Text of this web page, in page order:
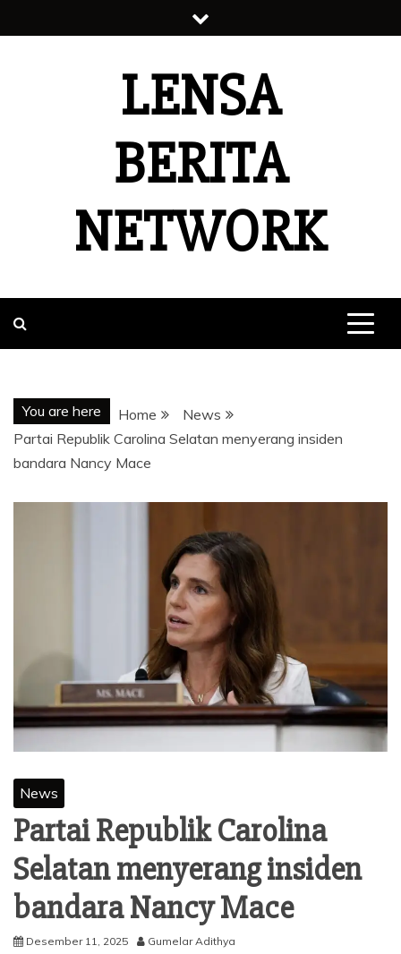
to
LENSA
BERITA
NETWORK
You are here Home
News
Partai Republik Carolina Selatan menyerang insiden
bandara Nancy Mace
News
Partai Republik Carolina
Selatan menyerang insiden
bandara Nancy Mace
Desember 11, 2025 Gumelar Adithya